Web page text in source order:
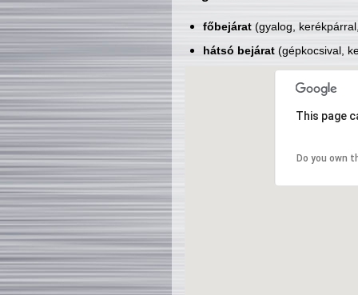
főbejárat(gyalog,
hátsó bejárat(gépkocsival,
This page
Do you own